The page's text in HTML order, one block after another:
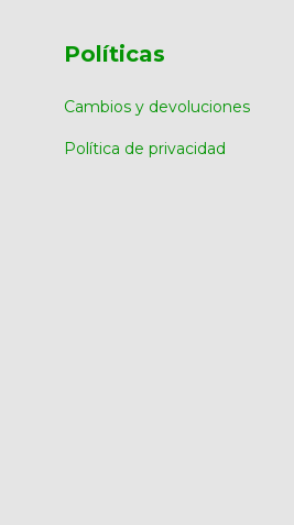
Políticas
Cambios y devoluciones
Política de privacidad